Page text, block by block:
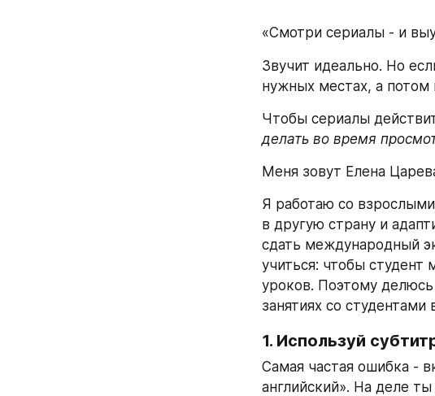
«Смотри сериалы - и
Звучит идеально. Но
нужных местах, а потом
Чтобы сериалы
делать во время
Меня зовут Елена
Я работаю со
в другую страну и
сдать международный
учиться: чтобы студент
уроков. Поэтому
занятиях со студентами
1. Используй
Самая частая ошибка -
английский». На деле